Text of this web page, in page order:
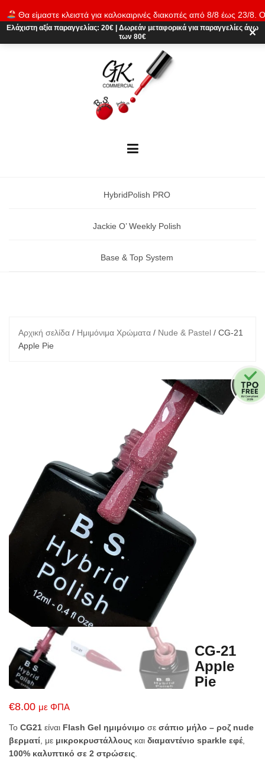
Θα είμαστε κλειστά για καλοκαιρινές διακοπές από 8/8 έως 23/8.
παραγγελίες θα εκτελούνται ξανά από 24/8. Καλό καλοκαίρι!
content
Ελάχιστη αξία παραγγελίας: 20€ Δωρεάν μεταφορικά για παραγγελίες άνω
των 80€
✕
HybridPolish PRO
Jackie O’ Weekly Polish
Base & Top System
Αρχική σελίδα / Ημιμόνιμα Χρώματα / Nude & Pastel / CG-21
Apple Pie
CG-21
Apple
Pie
€8.00 με ΦΠΑ
Το CG21 είναι Flash Gel ημιμόνιμο σε σάπιο μήλο – ροζ nude
βερματί , με μικροκρυστάλλους και διαμαντένιο sparkle εφέ
100% καλυπτικό σε 2 στρώσεις